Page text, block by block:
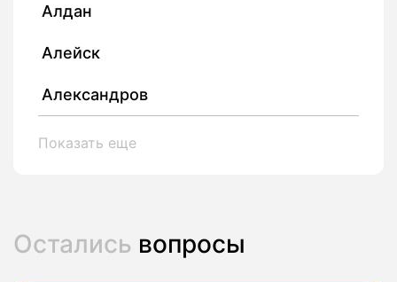
Алдан
Алейск
Александров
Показать еще
Остались вопросы